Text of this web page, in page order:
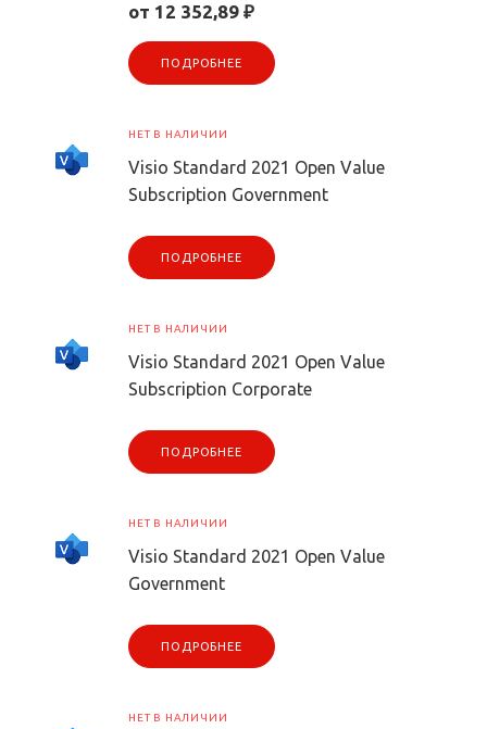
от 12 352,89 ₽
ПОДРОБНЕЕ
НЕТ В НАЛИЧИИ
Visio Standard 2021 Open Value
Subscription Government
ПОДРОБНЕЕ
НЕТ В НАЛИЧИИ
Visio Standard 2021 Open Value
Subscription Corporate
ПОДРОБНЕЕ
НЕТ В НАЛИЧИИ
Visio Standard 2021 Open Value
Government
ПОДРОБНЕЕ
НЕТ В НАЛИЧИИ